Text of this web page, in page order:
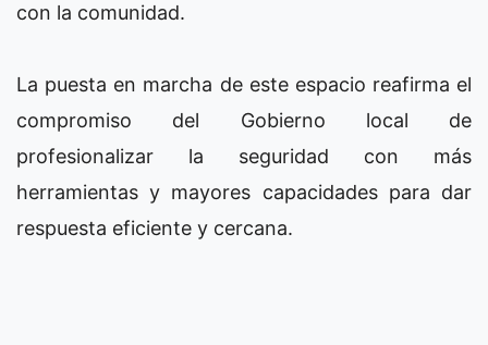
con la comunidad.
La puesta en marcha de este espacio reafirma el
compromiso del Gobierno local de
profesionalizar la seguridad con más
herramientas y mayores capacidades para dar
respuesta eficiente y cercana.